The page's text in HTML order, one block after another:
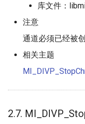
库文件：
注意
通道必须已经被
相关主题
2.7.